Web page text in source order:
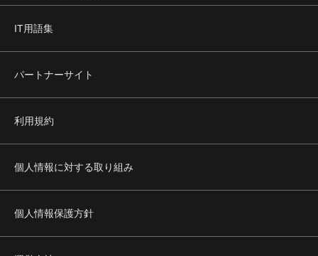
IT用語集
パートナーサイト
利用規約
個人情報に対する取り組み
個人情報保護方針